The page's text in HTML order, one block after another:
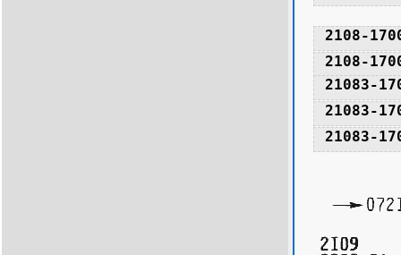
2108-
2108-
21083-
21083-
21083-